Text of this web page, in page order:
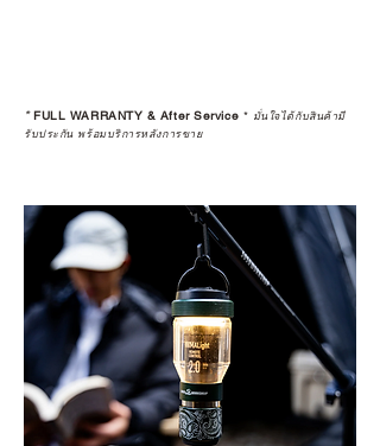
*FULL WARRANTY & After Service * มั่นใจได้กับสินค้ามี
รับประกัน พร้อมบริการหลังการขาย